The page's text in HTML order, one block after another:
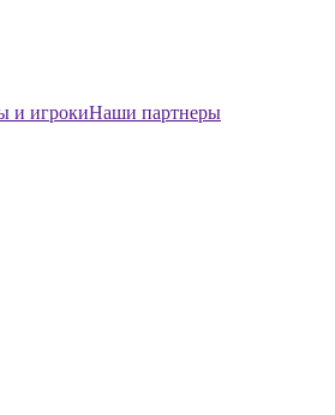
и игрокиНаши партнеры